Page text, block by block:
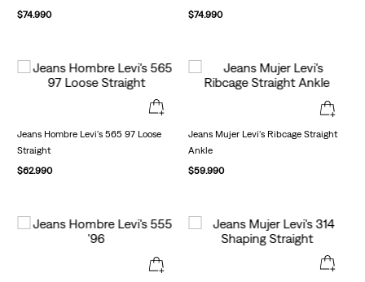
$74.990 $74.990
Jeans Hombre Levi's 565 97 Loose
Straight
$62.990
Jeans Mujer Levi's Ribcage Straight
Ankle
$59.990